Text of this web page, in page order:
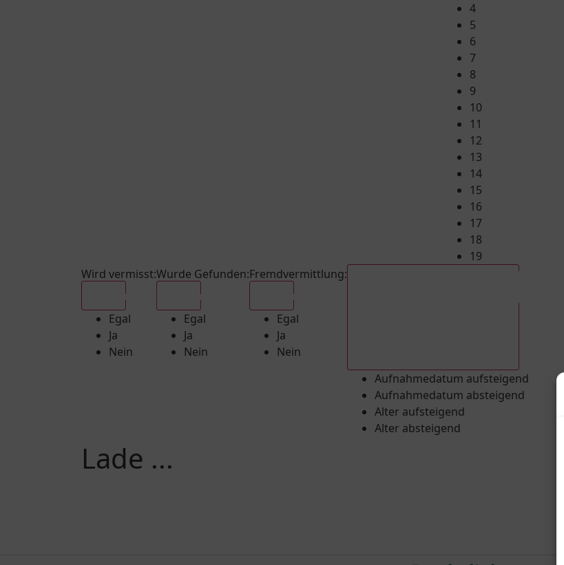
4
5
6
7
8
9
10
11
12
13
14
15
16
17
18
19
Wird vermisst:
Egal
Ja
Nein
Wurde Gefunden:
Egal
Ja
Nein
Fremdvermittlung:
Egal
Ja
Nein
Aufnahmedatum aufsteigend
Aufnahmedatum absteigend
Alter aufsteigend
Alter absteigend
Lade ...